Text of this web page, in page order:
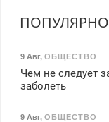
ПОПУЛЯРНО
9 Авг, ОБЩЕСТВО
Чем не следует
заболеть
9 Авг, ОБЩЕСТВО